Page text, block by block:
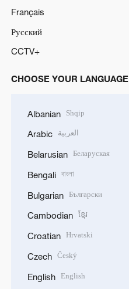
Français
Русский
CCTV+
CHOOSE YOUR LANGUAGE
Albanian Shqip
Arabic العربية
Belarusian Беларуская
Bengali বাংলা
Bulgarian Български
Cambodian ខ្មែរ
Croatian Hrvatski
Czech Český
English English